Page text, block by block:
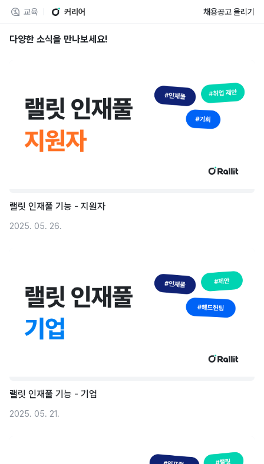
교육 커리어 채용공고 올리기
다양한 소식을 만나보세요!
랠릿 인재풀 기능 - 지원자
2025. 05. 26.
랠릿 인재풀 기능 - 기업
2025. 05. 21.